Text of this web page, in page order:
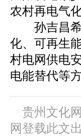
农村再电气
孙吉昌希
化、可再生
村电网供电
电能替代等
贵州文化
网登载此文